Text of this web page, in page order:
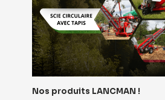
Nos produits LANCMAN !